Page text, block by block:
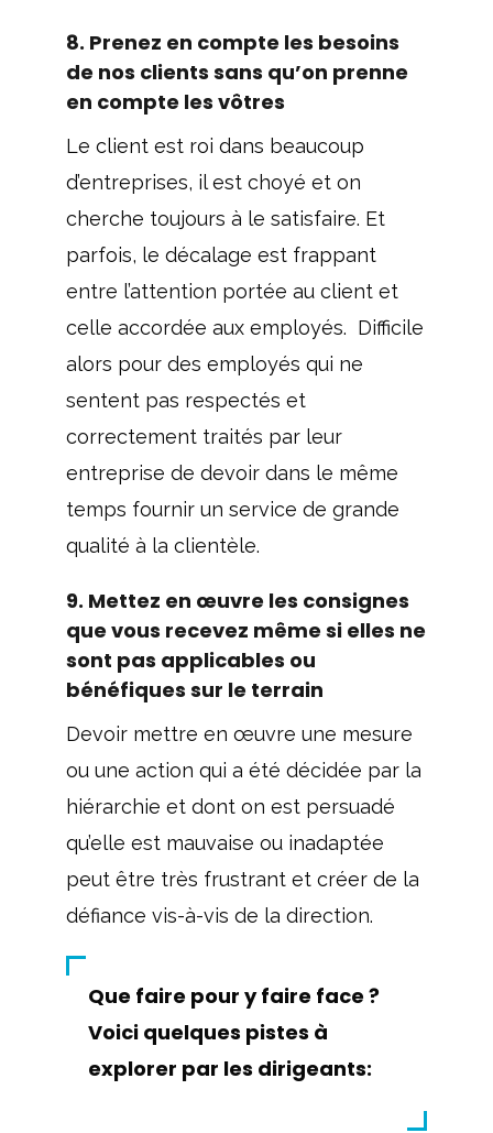
8. Prenez en compte les besoins
de nos clients sans qu’on prenne
en compte les vôtres
Le client est roi dans beaucoup
d’entreprises, il est choyé et on
cherche toujours à le satisfaire. Et
parfois, le décalage est frappant
entre l’attention portée au client et
celle accordée aux employés. Difficile
alors pour des employés qui ne
sentent pas respectés et
correctement traités par leur
entreprise de devoir dans le même
temps fournir un service de grande
qualité à la clientèle.
9. Mettez en œuvre les consignes
que vous recevez même si elles ne
sont pas applicables ou
bénéfiques sur le terrain
Devoir mettre en œuvre une mesure
ou une action qui a été décidée par la
hiérarchie et dont on est persuadé
qu’elle est mauvaise ou inadaptée
peut être très frustrant et créer de la
défiance vis-à-vis de la direction.
Que faire pour y faire face ?
Voici quelques pistes à
explorer par les dirigeants: